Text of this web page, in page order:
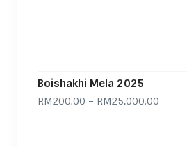
Boishakhi Mela 2025
RM200.00 – RM25,000.00Price